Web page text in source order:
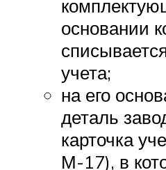
основании
учета;
на его
деталь
карточка
М-17), в